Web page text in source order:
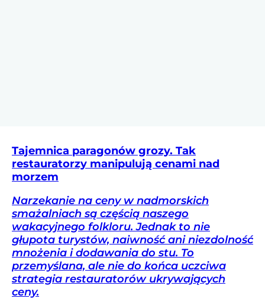
Tajemnica paragonów grozy. Tak
restauratorzy manipulują cenami nad
morzem
Narzekanie na ceny w nadmorskich
smażalniach są częścią naszego
wakacyjnego folkloru. Jednak to nie
głupota turystów, naiwność ani niezdolność
mnożenia i dodawania do stu. To
przemyślana, ale nie do końca uczciwa
strategia restauratorów ukrywających
ceny.